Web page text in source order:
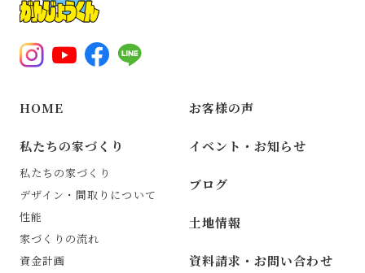
HOME
私たちの家づくり
私たちの家づくり
デザイン・間取りについて
性能
家づくりの流れ
資金計画
お客様の声
イベント・お知らせ
ブログ
土地情報
資料請求・お問い合わせ